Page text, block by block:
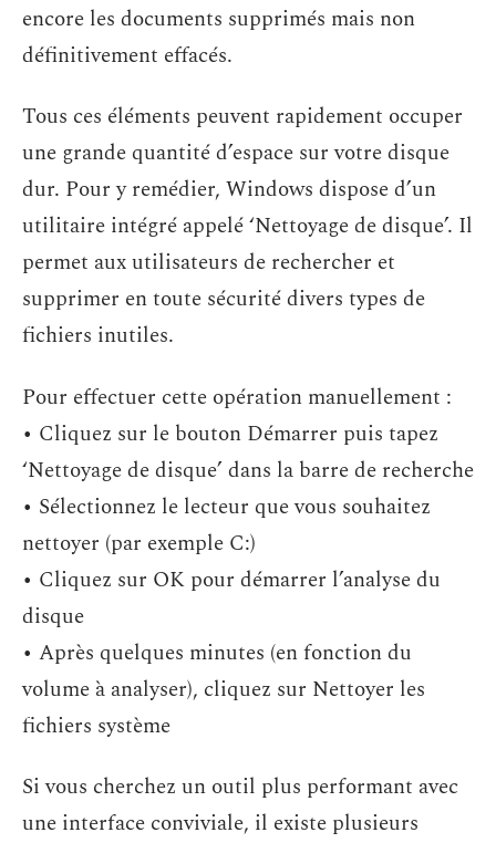
encore les documents supprimés mais non
définitivement effacés.
Tous ces éléments peuvent rapidement occuper
une grande quantité d’espace sur votre disque
dur. Pour y remédier, Windows dispose d’un
utilitaire intégré appelé ‘Nettoyage de disque’. Il
permet aux utilisateurs de rechercher et
supprimer en toute sécurité divers types de
fichiers inutiles.
Pour effectuer cette opération manuellement :
• Cliquez sur le bouton Démarrer puis tapez
‘Nettoyage de disque’ dans la barre de recherche
• Sélectionnez le lecteur que vous souhaitez
nettoyer (par exemple C:)
• Cliquez sur OK pour démarrer l’analyse du
disque
• Après quelques minutes (en fonction du
volume à analyser), cliquez sur Nettoyer les
fichiers système
Si vous cherchez un outil plus performant avec
une interface conviviale, il existe plusieurs